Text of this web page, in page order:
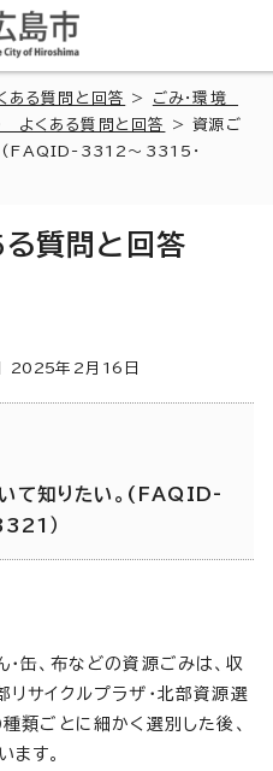
ある質問と回答 > ごみ・環境
よくある質問と回答
> 資源ご
。(FAQID-3312～3315・
質問と回答
2025年2月 16 日
いて知りたい。(FAQID-
）
缶、布などの資源ごみは、収
サイクルプラザ・北部資源選
類ごとに細かく選別した後、
ます。